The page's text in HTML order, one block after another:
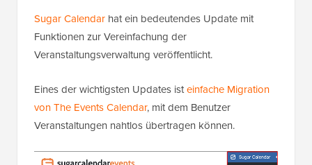
Sugar Calendar hat ein bedeutendes Update mit
Funktionen zur Vereinfachung der
Veranstaltungsverwaltung veröffentlicht.
Eines der wichtigsten Updates isteinfache Migration
von The Events Calendar, mit dem Benutzer
Veranstaltungen nahtlos übertragen können.